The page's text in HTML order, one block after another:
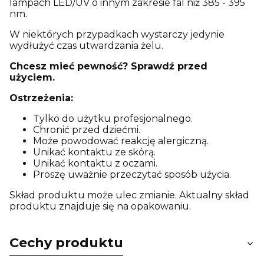
lampach LED/UV o innym zakresie fal niż 385 - 395
nm.
W niektórych przypadkach wystarczy jedynie
wydłużyć czas utwardzania żelu.
Chcesz mieć pewność? Sprawdź przed
użyciem.
Ostrzeżenia:
Tylko do użytku profesjonalnego.
Chronić przed dziećmi.
Może powodować reakcję alergiczną.
Unikać kontaktu ze skórą.
Unikać kontaktu z oczami.
Proszę uważnie przeczytać sposób użycia.
Skład produktu może ulec zmianie. Aktualny skład
produktu znajduje się na opakowaniu.
Cechy produktu